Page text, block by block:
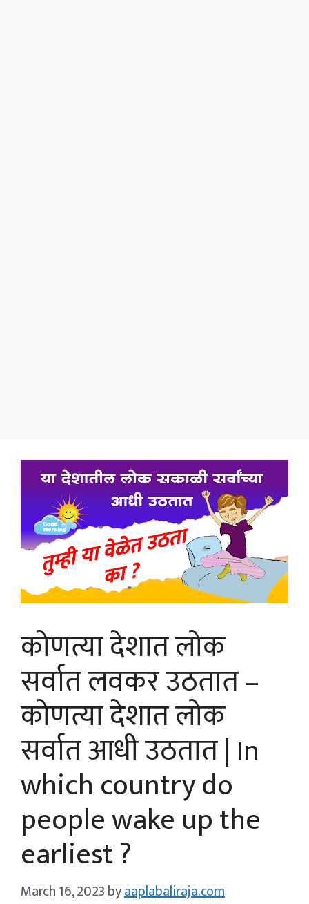
कोणत्या देशात लोक
सर्वात लवकर उठतात –
कोणत्या देशात लोक
सर्वात आधी उठतात | In
which country do
people wake up the
earliest ?
March 16, 2023byaaplabaliraja.com